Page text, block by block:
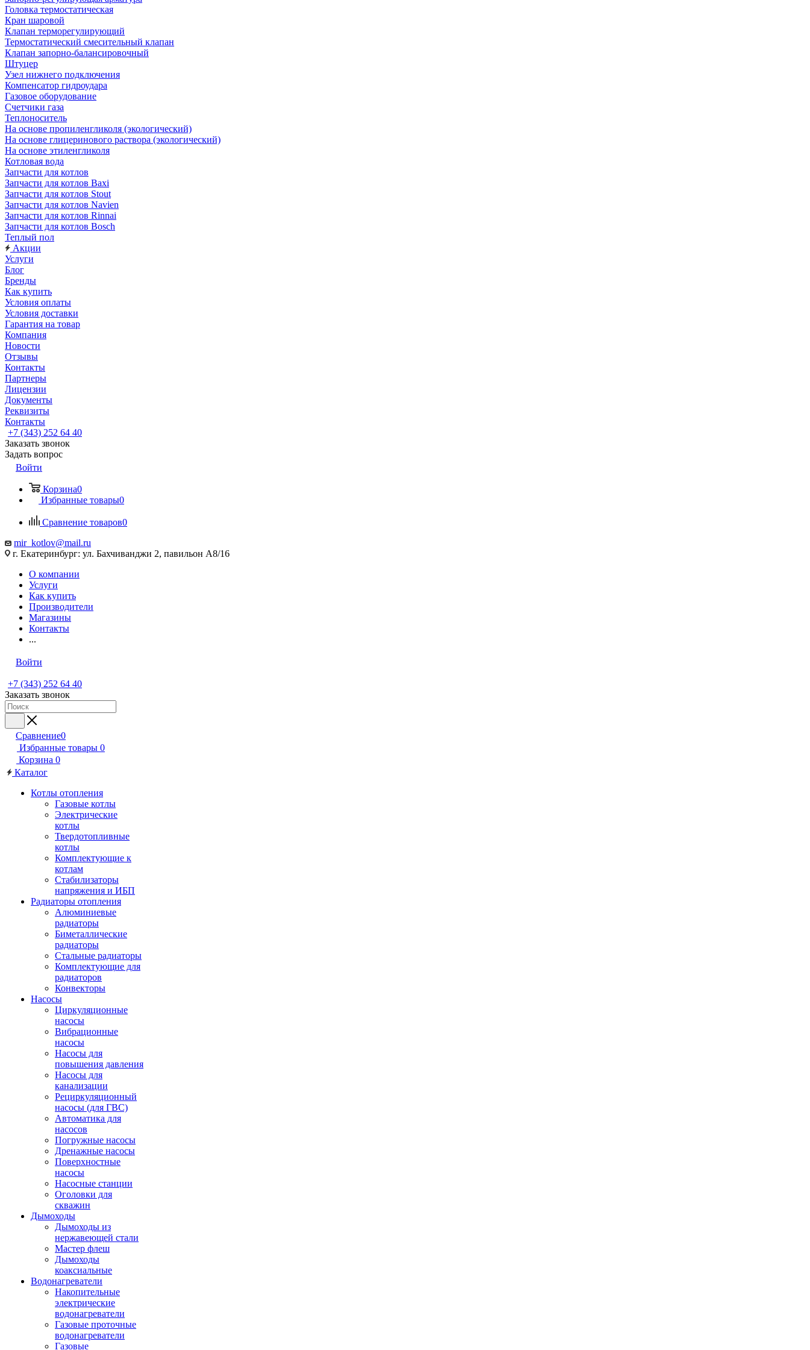
Головка термостатическая
Кран шаровой
Клапан терморегулирующий
Термостатический смесительный клапан
Клапан запорно-балансировочный
Штуцер
Узел нижнего подключения
Компенсатор гидроудара
Газовое оборудование
Счетчики газа
Теплоноситель
На основе пропиленгликоля (экологический)
На основе глицеринового раствора (экологический)
На основе этиленгликоля
Котловая вода
Запчасти для котлов
Запчасти для котлов Baxi
Запчасти для котлов Stout
Запчасти для котлов Navien
Запчасти для котлов Rinnai
Запчасти для котлов Bosch
Теплый пол
Акции
Услуги
Блог
Бренды
Как купить
Условия оплаты
Условия доставки
Гарантия на товар
Компания
Новости
Отзывы
Контакты
Партнеры
Лицензии
Документы
Реквизиты
Контакты
+7 (343) 252 64 40
Заказать звонок
Задать вопрос
Войти
Корзина0
Избранные товары0
Сравнение товаров0
mir_kotlov@mail.ru
г. Екатеринбург: ул. Бахчиванджи 2, павильон А8/16
О компании
Услуги
Как купить
Производители
Магазины
Контакты
...
Войти
+7 (343) 252 64 40
Заказать звонок
Сравнение0
Избранные товары 0
Корзина 0
Каталог
Котлы отопления
Газовые котлы
Электрические
котлы
Твердотопливные
котлы
Комплектующие к
котлам
Стабилизаторы
напряжения и ИБП
Радиаторы отопления
Алюминиевые
радиаторы
Биметаллические
радиаторы
Стальные радиаторы
Комплектующие для
радиаторов
Конвекторы
Насосы
Циркуляционные
насосы
Вибрационные
насосы
Насосы для
повышения давления
Насосы для
канализации
Рециркуляционный
насосы (для ГВС)
Автоматика для
насосов
Погружные насосы
Дренажные насосы
Поверхностные
насосы
Насосные станции
Оголовки для
скважин
Дымоходы
Дымоходы из
нержавеющей стали
Мастер флеш
Дымоходы
коаксиальные
Водонагреватели
Накопительные
электрические
водонагреватели
Газовые проточные
водонагреватели
Газовые